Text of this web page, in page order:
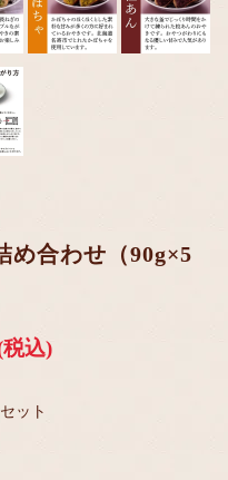
め合わせ（90g×5
税込)
セット